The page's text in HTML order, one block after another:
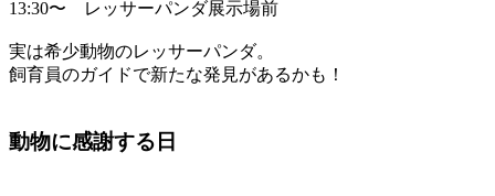
13:30〜 レッサーパンダ展示場前
実は希少動物のレッサーパンダ。
飼育員のガイドで新たな発見があるかも！
動物に感謝する日